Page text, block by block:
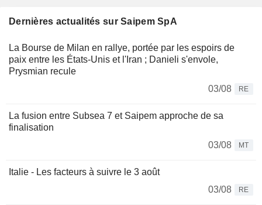
Dernières actualités sur Saipem SpA
La Bourse de Milan en rallye, portée par les espoirs de
paix entre les États-Unis et l'Iran ; Danieli s'envole,
Prysmian recule
03/08
RE
La fusion entre Subsea 7 et Saipem approche de sa
finalisation
03/08
MT
Italie - Les facteurs à suivre le 3 août
03/08
RE